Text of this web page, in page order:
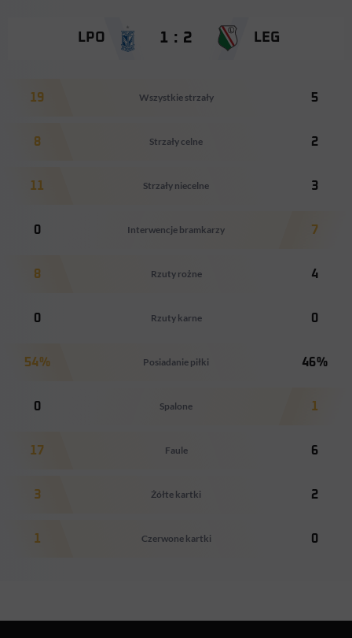
LPO 1 : 2 LEG
19 Wszystkie strzały 5
8 Strzały celne 2
11 Strzały niecelne 3
0 Interwencje bramkarzy 7
8 Rzuty rożne 4
0 Rzuty karne 0
54% Posiadanie piłki 46%
0 Spalone 1
17 Faule 6
3 Żółte kartki 2
1 Czerwone kartki 0